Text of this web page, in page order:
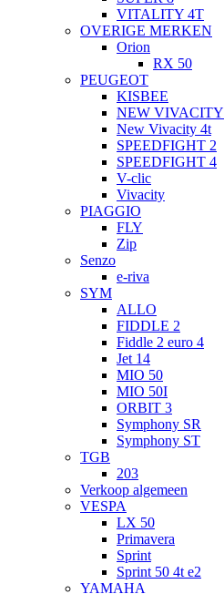
VITALITY 4T
OVERIGE MERKEN
Orion
RX 50
PEUGEOT
KISBEE
NEW VIVACITY
New Vivacity 4t
SPEEDFIGHT 2
SPEEDFIGHT 4
V-clic
Vivacity
PIAGGIO
FLY
Zip
Senzo
e-riva
SYM
ALLO
FIDDLE 2
Fiddle 2 euro 4
Jet 14
MIO 50
MIO 50I
ORBIT 3
Symphony SR
Symphony ST
TGB
203
Verkoop algemeen
VESPA
LX 50
Primavera
Sprint
Sprint 50 4t e2
YAMAHA